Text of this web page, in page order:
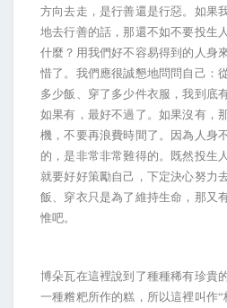
方向去走，是行善還是行惡。如果
地去行善的話，那還不如不要投生
什麼？用我們好不容易得到的人身
惜了。我們應很誠懇地問問自己：
多少飯、穿了多少件衣服，我到底
如果有，最好不過了。如果沒有，
機，不要再浪費時間了。因為人身
的，是非常非常難得的。既然投生
就要好好策勵自己，下定決心努力
飯、穿衣只是為了維持生命，那又
惟吧。
博朵瓦在這裡說到了種種稀有珍貴
一種糌粑所作的糕，所以這裡叫作